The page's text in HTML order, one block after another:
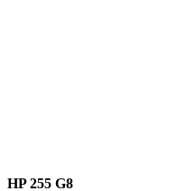
HP 255 G8